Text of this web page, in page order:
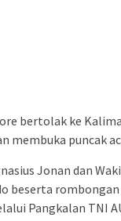
bertolak ke
membuka puncak
Jonan dan
beserta
Pangkalan TNI